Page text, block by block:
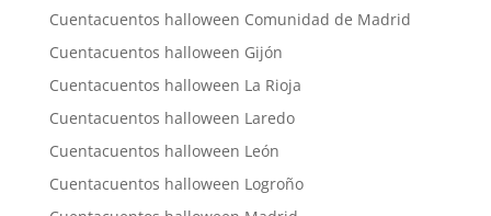
Cuentacuentos halloween Comunidad de Madrid
Cuentacuentos halloween Gijón
Cuentacuentos halloween La Rioja
Cuentacuentos halloween Laredo
Cuentacuentos halloween León
Cuentacuentos halloween Logroño